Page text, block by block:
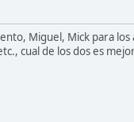
Miguel, Mick para
cual de los dos es